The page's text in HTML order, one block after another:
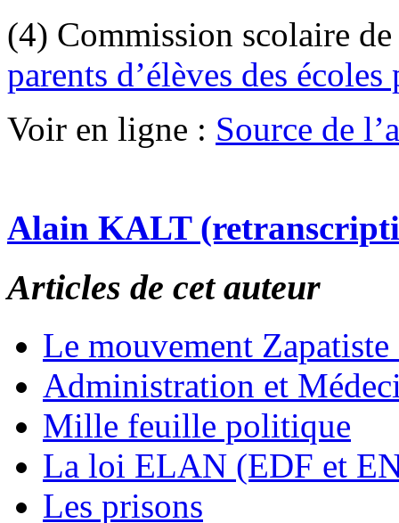
(4) Commission scolaire
parents d’élèves des
Voir en ligne : Source de
Alain KALT
Articles de cet auteur
Le mouvement
Administration et
Mille feuille politique
La loi ELAN (EDF et
Les prisons